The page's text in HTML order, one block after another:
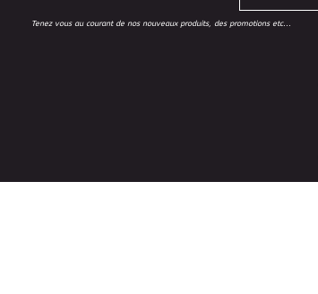
Tenez vous au courant de nos nouveaux produits, des promotions etc...